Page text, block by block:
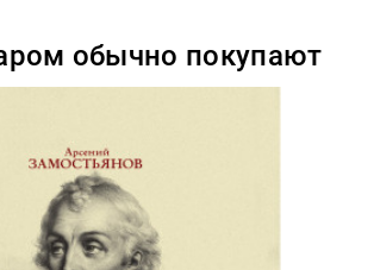
обычно покупают